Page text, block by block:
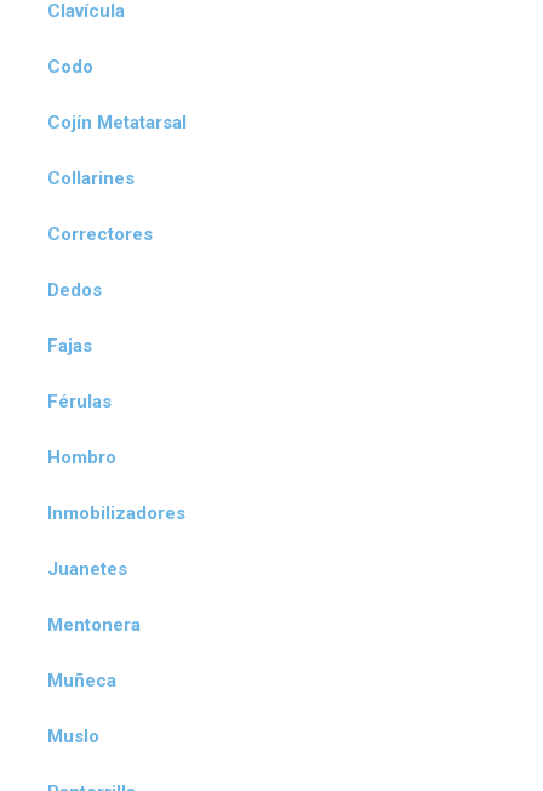
Clavícula
Codo
Cojín Metatarsal
Collarines
Correctores
Dedos
Fajas
Férulas
Hombro
Inmobilizadores
Juanetes
Mentonera
Muñeca
Muslo